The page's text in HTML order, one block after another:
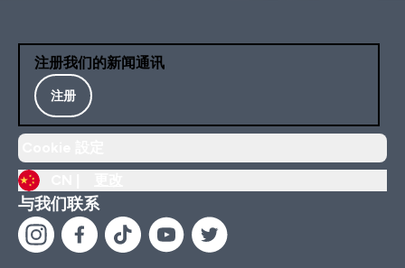
注册我们的新闻通讯
注册
与我们联系